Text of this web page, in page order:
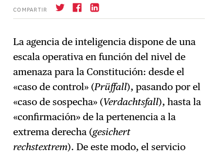
COMPARTIR
→ Suscríbase
La agencia de inteligencia dispone de una
escala operativa en función del nivel de
amenaza para la Constitución: desde el
«caso de control» (Prüffall), pasando por el
«caso de sospecha» (Verdachtsfall), hasta la
«confirmación» de la pertenencia a la
extrema derecha (gesichert
rechstextrem). De este modo, el servicio